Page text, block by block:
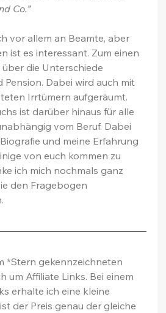
Co.”
vor allem an Beamte, aber
ist es interessant. Zum einen
die Unterschiede
Pension. Dabei wird auch mit
Irrtümern aufgeräumt.
ist darüber hinaus für alle
vom Beruf. Dabei
und meine Erfahrung
von euch kommen zu
ich mich nochmals ganz
den Fragebogen
*Stern gekennzeichneten
um Affiliate Links. Bei einem
erhalte ich eine kleine
der Preis genau der gleiche